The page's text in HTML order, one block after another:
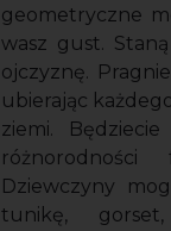
geometryczne
wasz gust.
ojczyznę.
ubierając
ziemi.
Dziewczyny
tunikę,